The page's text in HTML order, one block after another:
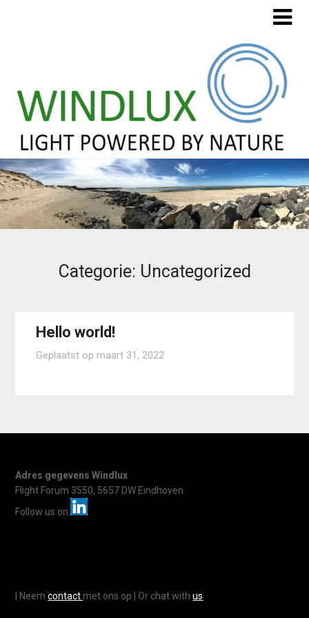
Categorie: Uncategorized
Hello world!
Geplaatst op maart 31, 2022
Adres gegevens Windlux
Flight Forum 3550, 5657 DW Eindhoven
Follow us on
| Neemcontact met ons op | Or chat withus